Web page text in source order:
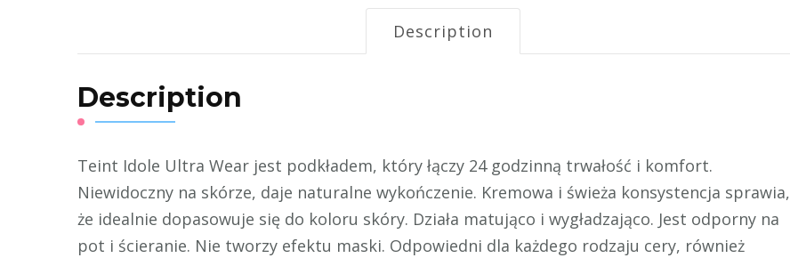
Description
Description
Teint Idole Ultra Wear jest podkładem, który łączy 24 godzinną trwałość i komfort.
Niewidoczny na skórze, daje naturalne wykończenie. Kremowa i świeża konsystencja sprawia,
że idealnie dopasowuje się do koloru skóry. Działa matująco i wygładzająco. Jest odporny na
pot i ścieranie. Nie tworzy efektu maski. Odpowiedni dla każdego rodzaju cery, również